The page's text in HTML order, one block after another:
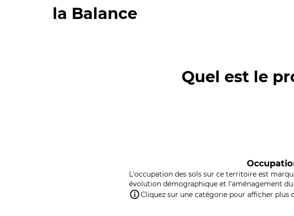
la Balance
Quel est le
L'occupation des sols sur ce territoire est
évolution démographique et l'aménagement
Cliquez sur une catégorie pour afficher plus